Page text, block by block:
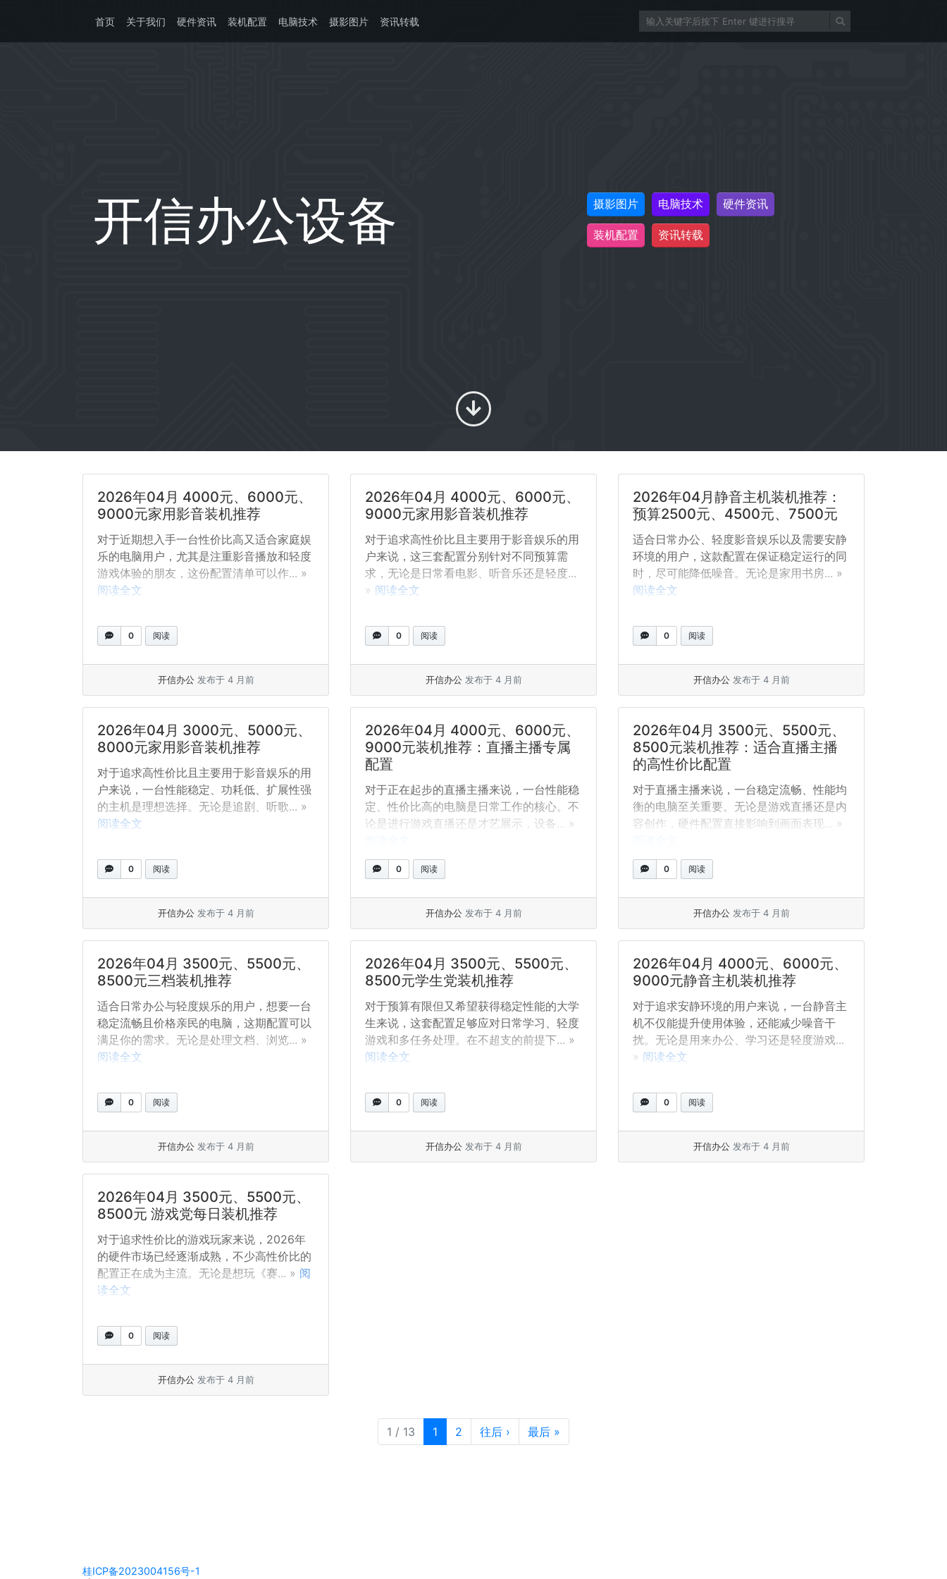
首页 关于我们 硬件资讯 装机配置 电脑技术 摄影图片 资讯转载
开信办公设备 摄影图片 电脑技术 硬件资讯
装机配置 资讯转载
2026年04月 4000元、6000元、
9000元家用影音装机推荐
对于近期想入手一台性价比高又适合家庭娱
乐的电脑用户，尤其是注重影音播放和轻度
游戏体验的朋友，这份配置清单可以作... »
阅读全文
0 阅读
开信办公 发布于 4 月前
2026年04月 4000元、6000元、
9000元家用影音装机推荐
对于追求高性价比且主要用于影音娱乐的用
户来说，这三套配置分别针对不同预算需
求，无论是日常看电影、听音乐还是轻度...
» 阅读全文
0 阅读
开信办公 发布于 4 月前
2026年04月静音主机装机推荐：
预算2500元、4500元、7500元
适合日常办公、轻度影音娱乐以及需要安静
环境的用户，这款配置在保证稳定运行的同
时，尽可能降低噪音。无论是家用书房... »
阅读全文
0 阅读
开信办公 发布于 4 月前
2026年04月 3000元、5000元、
8000元家用影音装机推荐
对于追求高性价比且主要用于影音娱乐的用
户来说，一台性能稳定、功耗低、扩展性强
的主机是理想选择。无论是追剧、听歌... »
阅读全文
0 阅读
开信办公 发布于 4 月前
2026年04月 4000元、6000元、
9000元装机推荐：直播主播专属
配置
对于正在起步的直播主播来说，一台性能稳
定、性价比高的电脑是日常工作的核心。不
论是进行游戏直播还是才艺展示，设备... »
0 阅读
开信办公 发布于 4 月前
2026年04月 3500元、5500元、
8500元装机推荐：适合直播主播
的高性价比配置
对于直播主播来说，一台稳定流畅、性能均
衡的电脑至关重要。无论是游戏直播还是内
容创作，硬件配置直接影响到画面表现... »
0 阅读
开信办公 发布于 4 月前
2026年04月 3500元、5500元、
8500元三档装机推荐
适合日常办公与轻度娱乐的用户，想要一台
稳定流畅且价格亲民的电脑，这期配置可以
满足你的需求。无论是处理文档、浏览... »
阅读全文
0 阅读
开信办公 发布于 4 月前
2026年04月 3500元、5500元、
8500元学生党装机推荐
对于预算有限但又希望获得稳定性能的大学
生来说，这套配置足够应对日常学习、轻度
游戏和多任务处理。在不超支的前提下... »
阅读全文
0 阅读
开信办公 发布于 4 月前
2026年04月 4000元、6000元、
9000元静音主机装机推荐
对于追求安静环境的用户来说，一台静音主
机不仅能提升使用体验，还能减少噪音干
扰。无论是用来办公、学习还是轻度游戏...
» 阅读全文
0 阅读
开信办公 发布于 4 月前
2026年04月 3500元、5500元、
8500元 游戏党每日装机推荐
对于追求性价比的游戏玩家来说，2026年
的硬件市场已经逐渐成熟，不少高性价比的
配置正在成为主流。无论是想玩《赛... » 阅
读全文
0 阅读
开信办公 发布于 4 月前
1 / 13 目前页面
1 页次
2 往后 › 最后 »
桂ICP备2023004156号-1